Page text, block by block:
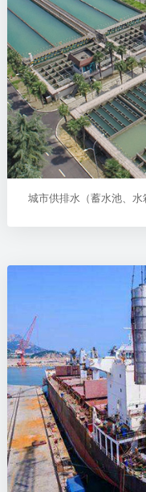
城市供排水（蓄水池、水